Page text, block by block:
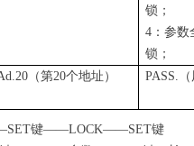
锁；
4：参数
锁；
（第20个地址） PASS.
键——LOCK——SET键